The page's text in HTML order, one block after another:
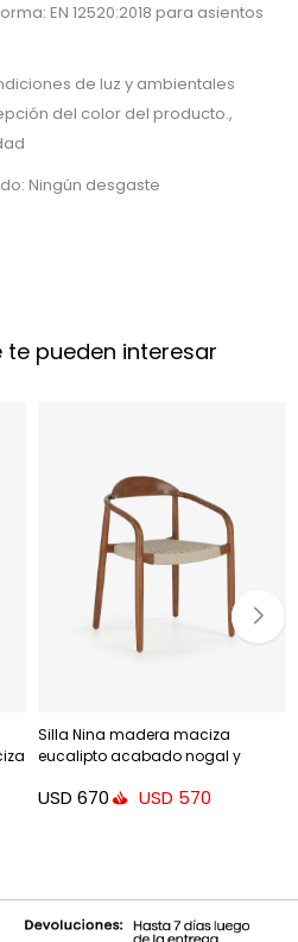
EN 12520:2018 para asientos
de luz y ambientales
del color del producto.,
Ningún desgaste
te pueden interesar
Silla Nina madera maciza
eucalipto acabado nogal y
USD 670 USD 570